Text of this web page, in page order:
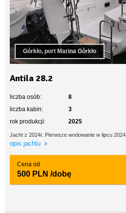
Górkło, port Marina Górkło
Antila 28.2
liczba osób:
8
liczba kabin:
3
rok produkcji:
2025
Jacht z 2024r. Pierwsze wodowanie w lipcu 2024.
opis jachtu
Cena od
500 PLN /dobę